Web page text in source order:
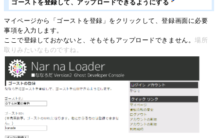
ゴーストを登録して、アップロードできるようにする
マイページから「ゴーストを登録」をクリックして、登録画面に必要
事項を入力します。
ここで登録しておかないと、そもそもアップロードできません。場所
取りみたいなものですね。